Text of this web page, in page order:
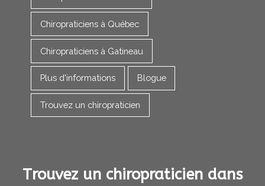
Chiropraticiens à Québec
Chiropraticiens à Gatineau
Plus d'informations Blogue
Trouvez un chiropraticien
Trouvez un chiropraticien dans